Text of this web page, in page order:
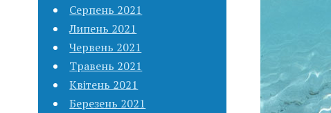
Серпень 2021
Липень 2021
Червень 2021
Травень 2021
Квітень 2021
Березень 2021